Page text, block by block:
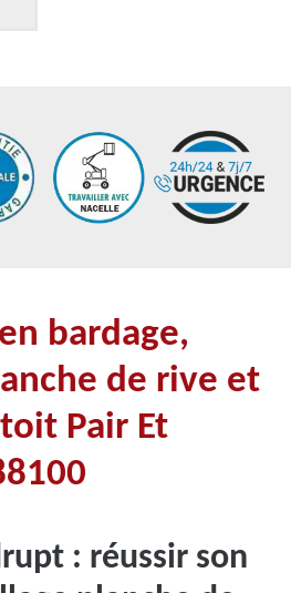
bardage,
de rive et
Pair Et
: réussir son